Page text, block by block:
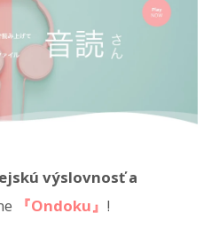
výslovnosť a
『Ondoku』 !